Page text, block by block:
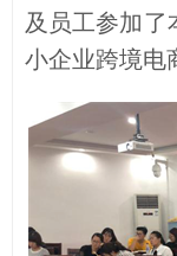
及员工参加了
小企业跨境电